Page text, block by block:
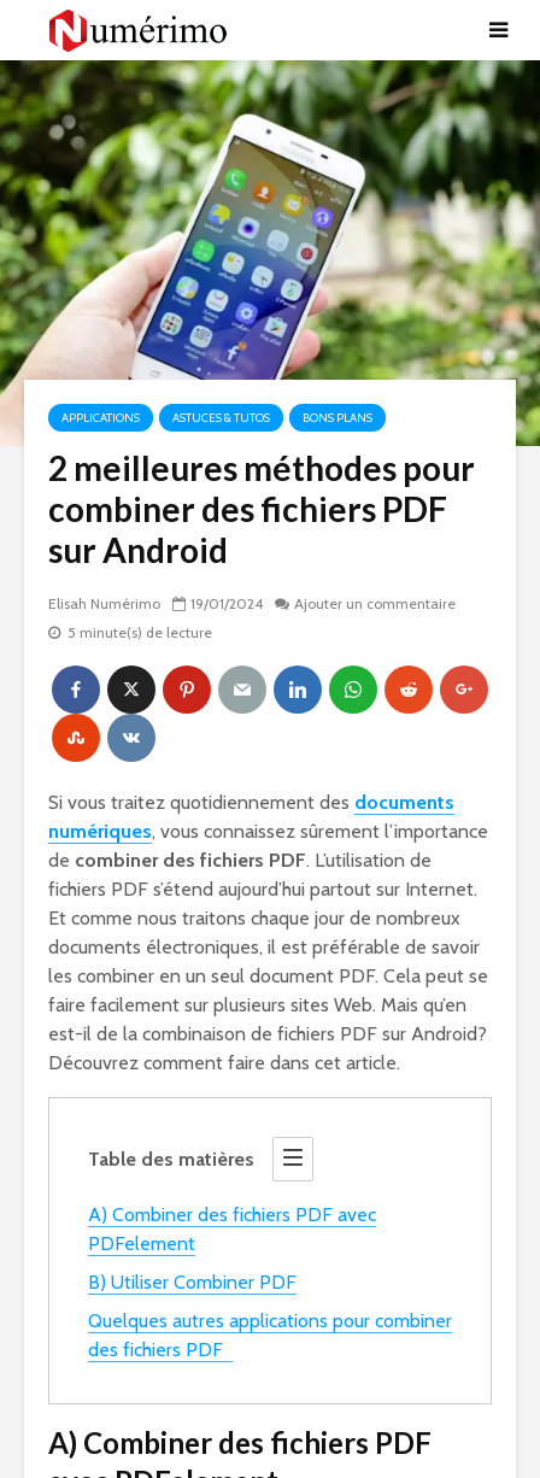
APPLICATIONS ASTUCES & TUTOS BONS PLANS
2 meilleures méthodes pour
combiner des fichiers PDF
sur Android
Elisah Numérimo 19/01/2024
Ajouter un commentaire
5 minute(s) de lecture
Si vous traitez quotidiennement des documents
numériques, vous connaissez sûrement l’importance
de combiner des fichiers PDF. L’utilisation de
fichiers PDF s’étend aujourd’hui partout sur Internet.
Et comme nous traitons chaque jour de nombreux
documents électroniques, il est préférable de savoir
les combiner en un seul document PDF. Cela peut se
faire facilement sur plusieurs sites Web. Mais qu’en
est-il de la combinaison de fichiers PDF sur Android?
Découvrez comment faire dans cet article.
Table des matières
A) Combiner des fichiers PDF avec
PDFelement
B) Utiliser Combiner PDF
Quelques autres applications pour combiner
des fichiers PDF
A) Combiner des fichiers PDF